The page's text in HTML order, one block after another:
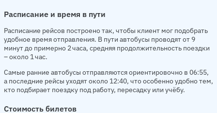
Расписание и время в пути
Расписание рейсов построено так, чтобы клиент мог подобрать
удобное время отправления. В пути автобусы проводят от 9
минут до примерно 2 часа, средняя продолжительность поездки
– около 1 час.
Самые ранние автобусы отправляются ориентировочно в 06:55,
а последние рейсы уходят около 12:40, что особенно удобно тем,
кто подбирает поездку под работу, пересадку или учёбу.
Стоимость билетов